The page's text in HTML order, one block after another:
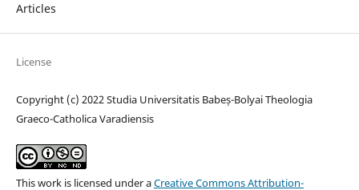
Articles
License
Copyright (c) 2022 Studia Universitatis Babeș-Bolyai Theologia
Graeco-Catholica Varadiensis
This work is licensed under aCreative Commons Attribution-